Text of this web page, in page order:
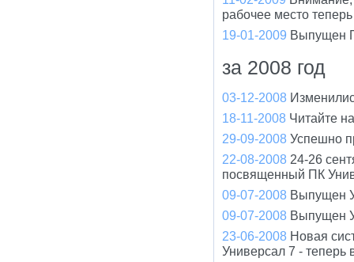
рабочее место
19-01-2009 Выпущен
за 2008 год
03-12-2008
18-11-2008 Читайте
29-09-2008 Успешно
22-08-2008 24-26
посвященный ПК
09-07-2008 Выпущен
09-07-2008 Выпущен
23-06-2008 Новая
Универсал 7 - теперь